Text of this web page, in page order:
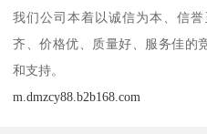
我们公司本着以诚信为本、信
齐、价格优、质量好、服务佳的
和支持。
m.dmzcy88.b2b168.com